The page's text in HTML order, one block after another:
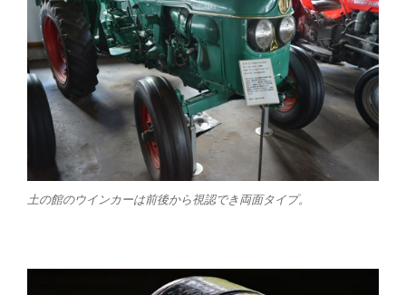
土の館のウインカーは前後から視認でき両面タイプ。